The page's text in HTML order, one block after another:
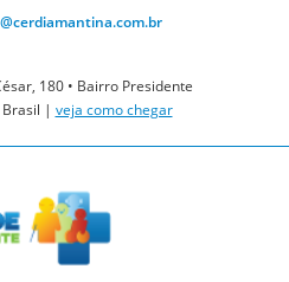
180 • Bairro Presidente
Brasil | veja como chegar